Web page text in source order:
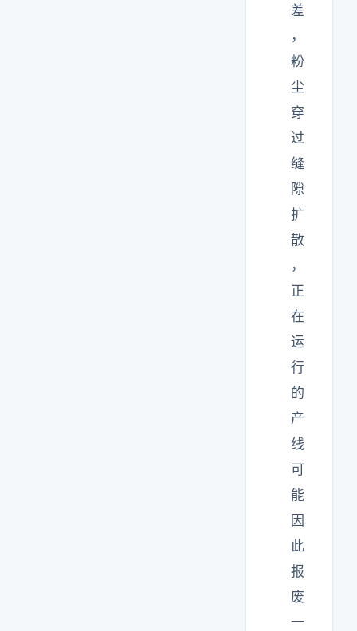
差
，
粉
尘
穿
过
缝
隙
扩
散
，
正
在
运
行
的
产
线
可
能
因
此
报
废
一